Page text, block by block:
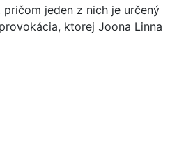
jeden z nich je určený
ktorej Joona Linna